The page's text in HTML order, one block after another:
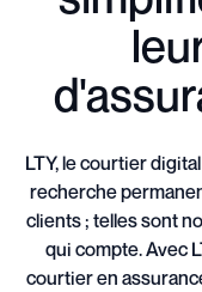
LTY, le courtier
recherche
clients ; telles sont
qui compte. Avec
courtier en